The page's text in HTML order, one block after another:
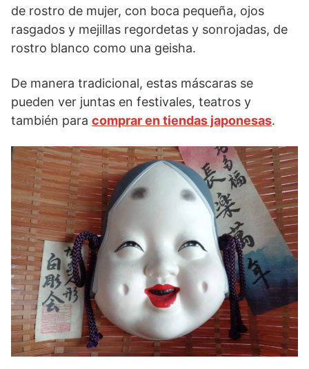
de rostro de mujer, con boca pequeña, ojos
rasgados y mejillas regordetas y sonrojadas, de
rostro blanco como una geisha.
De manera tradicional, estas máscaras se
pueden ver juntas en festivales, teatros y
también para comprar en tiendas japonesas.